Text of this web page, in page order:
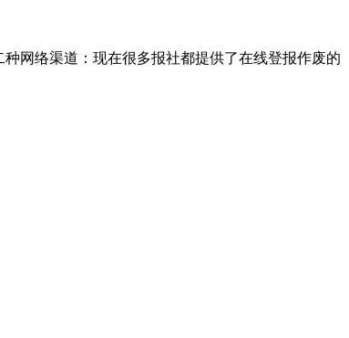
网络渠道：现在很多报社都提供了在线登报作废的